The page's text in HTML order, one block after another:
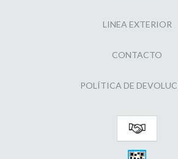
LINEA EXTERIOR
CONTACTO
POLÍTICA DE